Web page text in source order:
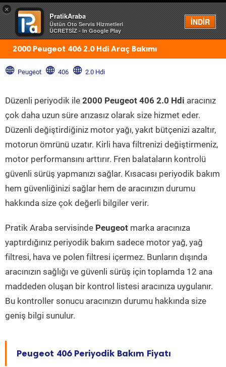
×
PratikAraba
Üstün Oto Servis Hizmetleri
ÜCRETSİZ - In Google Play
İNDİR
Menü
2000 Peugeot 406 2.0 Hdi Araç Bakımı
Peugeot 406 2.0 Hdi
Düzenli periyodik ile 2000 Peugeot 406 2.0 Hdi aracınız
çok daha uzun süre arızasız olarak size hizmet eder.
Düzenli değiştirdiğiniz motor yağı, yakıt bütçenizi azaltır,
motorun ömrünü uzatır. Kirli hava filtrenizi değiştirmeniz,
motor performansını arttırır. Fren balataların kontrolü
güvenli sürüş yapmanızı sağlar. Kısacası periyodik bakım
hem güvenliğinizi sağlar hem de aracınızın durumu
hakkında size çok değerli bilgiler verir.
Pratik Araba servisinde Peugeot marka aracınıza
yaptırdığınız periyodik bakım sadece motor yağ, yağ
filtresi, hava ve polen filtresi içermez. Bunların dışında
aracınızın sağlığı ve güvenli sürüş için toplamda 12 ana
maddeden oluşan bir kontrol listesi aracınıza uygulanır.
Bu kontroller sonucu aracınızın durumu hakkında size
geniş bilgi sunulur.
Peugeot 406 Periyodik Bakım Fiyatı